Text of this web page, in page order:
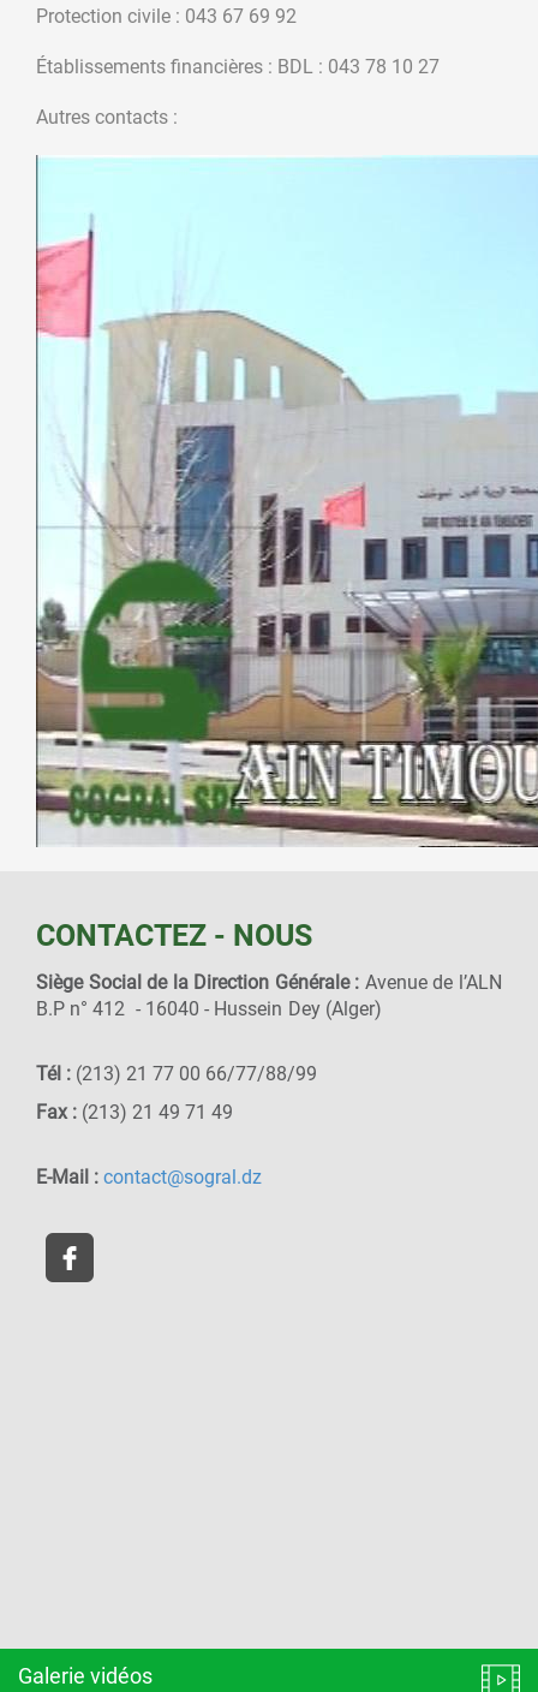
Protection civile : 043 67 69 92
Établissements financières : BDL : 043 78 10 27
Autres contacts :
CONTACTEZ - NOUS
Siège Social de la Direction Générale : Avenue de l’ALN
B.P n° 412 - 16040 - Hussein Dey (Alger)
Tél : (213) 21 77 00 66/77/88/99
Fax : (213) 21 49 71 49
E-Mail : contact@sogral.dz
Galerie vidéos